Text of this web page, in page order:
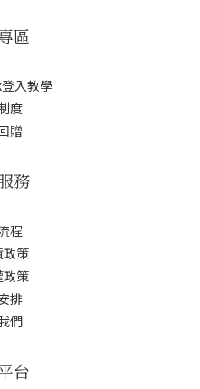
區
入教學
度
贈
務
程
政策
政策
排
們
台